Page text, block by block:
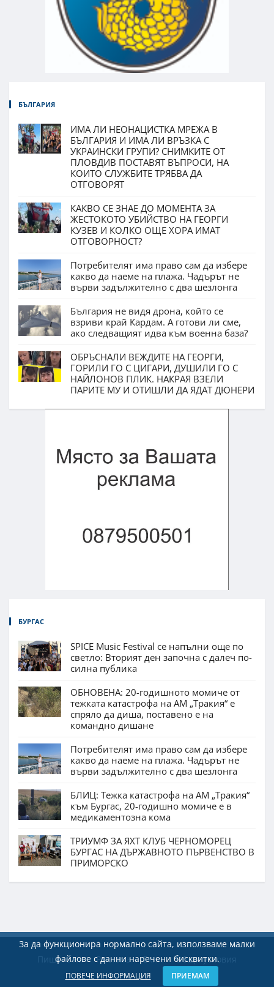
БЪЛГАРИЯ
ИМА ЛИ НЕОНАЦИСТКА МРЕЖА В
БЪЛГАРИЯ И ИМА ЛИ ВРЪЗКА С
УКРАИНСКИ ГРУПИ? СНИМКИТЕ ОТ
ПЛОВДИВ ПОСТАВЯТ ВЪПРОСИ, НА
КОИТО СЛУЖБИТЕ ТРЯБВА ДА
ОТГОВОРЯТ
КАКВО СЕ ЗНАЕ ДО МОМЕНТА ЗА
ЖЕСТОКОТО УБИЙСТВО НА ГЕОРГИ
КУЗЕВ И КОЛКО ОЩЕ ХОРА ИМАТ
ОТГОВОРНОСТ?
Потребителят има право сам да избере
какво да наеме на плажа. Чадърът не
върви задължително с два шезлонга
България не видя дрона, който се
взриви край Кардам. А готови ли сме,
ако следващият идва към военна база?
ОБРЪСНАЛИ ВЕЖДИТЕ НА ГЕОРГИ,
ГОРИЛИ ГО С ЦИГАРИ, ДУШИЛИ ГО С
НАЙЛОНОВ ПЛИК. НАКРАЯ ВЗЕЛИ
ПАРИТЕ МУ И ОТИШЛИ ДА ЯДАТ ДЮНЕРИ
БУРГАС
SPICE Music Festival се напълни още по
светло: Вторият ден започна с далеч по-
силна публика
ОБНОВЕНА: 20-годишното момиче от
тежката катастрофа на АМ „Тракия“ е
спряло да диша, поставено е на
командно дишане
Потребителят има право сам да избере
какво да наеме на плажа. Чадърът не
върви задължително с два шезлонга
БЛИЦ: Тежка катастрофа на АМ „Тракия“
към Бургас, 20-годишно момиче е в
медикаментозна кома
ТРИУМФ ЗА ЯХТ КЛУБ ЧЕРНОМОРЕЦ
БУРГАС НА ДЪРЖАВНОТО ПЪРВЕНСТВО В
ПРИМОРСКО
За да функционира нормално сайта, използваме малки
файлове с данни наречени бисквитки.
ПОВЕЧЕ ИНФОРМАЦИЯ ПРИЕМАМ
Пишете ни Реклама Екип Общи условия